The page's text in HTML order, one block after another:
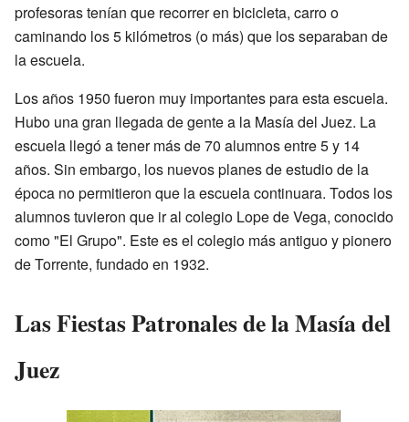
profesoras tenían que recorrer en bicicleta, carro o
caminando los 5 kilómetros (o más) que los separaban de
la escuela.
Los años 1950 fueron muy importantes para esta escuela.
Hubo una gran llegada de gente a la Masía del Juez. La
escuela llegó a tener más de 70 alumnos entre 5 y 14
años. Sin embargo, los nuevos planes de estudio de la
época no permitieron que la escuela continuara. Todos los
alumnos tuvieron que ir al colegio Lope de Vega, conocido
como "El Grupo". Este es el colegio más antiguo y pionero
de Torrente, fundado en 1932.
Las Fiestas Patronales de la Masía del
Juez